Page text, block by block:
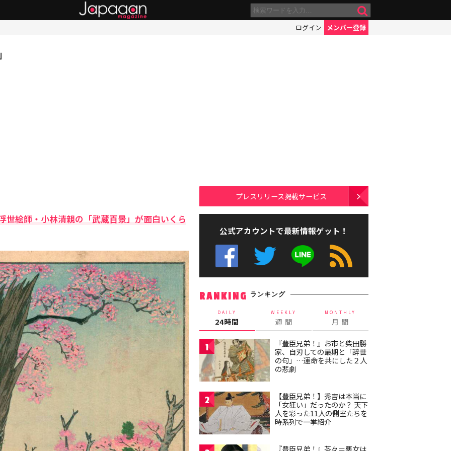
ログイン メンバー登録
世絵師・小林清親の「武蔵百景」が面白いくら
プレスリリース掲載サービス
公式アカウントで最新情報ゲット！
RANKING ランキング
DAILY
24時間
WEEKLY
週 間
MONTHLY
月 間
1
『豊臣兄弟！』お市と柴田勝
家、自刃しての最期と「辞世
の句」…運命を共にした２人
の悲劇
2
【豊臣兄弟！】秀吉は本当に
「女狂い」だったのか？ 天下
人を彩った11人の側室たちを
時系列で一挙紹介
『豊臣兄弟！』茶々＝悪女は